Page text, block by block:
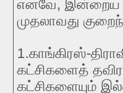
எனவே, இன்றைய
முதலாவது
1.காங்கிரஸ்-
கட்சிகளைத்
கட்சிகளையும்